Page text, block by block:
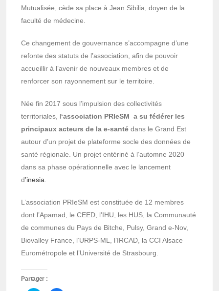
Mutualisée, cède sa place à Jean Sibilia, doyen de la
faculté de médecine.
Ce changement de gouvernance s’accompagne d’une
refonte des statuts de l’association, afin de pouvoir
accueillir à l’avenir de nouveaux membres et de
renforcer son rayonnement sur le territoire.
Née fin 2017 sous l’impulsion des collectivités
territoriales, l‘association PRIeSM a su fédérer les
principaux acteurs de la e-santé dans le Grand Est
autour d’un projet de plateforme socle des données de
santé régionale. Un projet entériné à l’automne 2020
dans sa phase opérationnelle avec le lancement
d’inesia.
L’association PRIeSM est constituée de 12 membres
dont l’Apamad, le CEED, l’IHU, les HUS, la Communauté
de communes du Pays de Bitche, Pulsy, Grand e-Nov,
Biovalley France, l’URPS-ML, l’IRCAD, la CCI Alsace
Eurométropole et l’Université de Strasbourg.
Partager :